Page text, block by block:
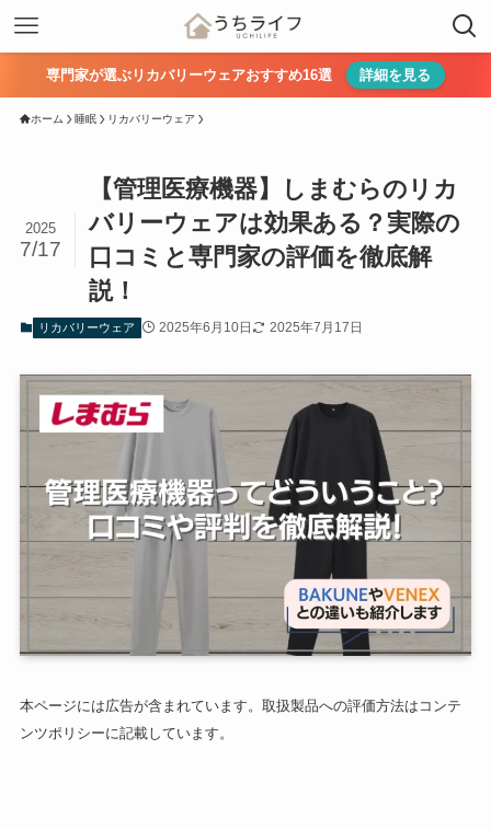
専門家が選ぶリカバリーウェアおすすめ16選 詳細を見る
ホーム 睡眠 リカバリーウェア
【管理医療機器】しまむらのリカ
バリーウェアは効果ある？実際の
口コミと専門家の評価を徹底解
説！
2025
7/17
リカバリーウェア 2025年6月10日 2025年7月17日
本ページには広告が含まれています。取扱製品への評価方法はコンテ
ンツポリシーに記載しています。